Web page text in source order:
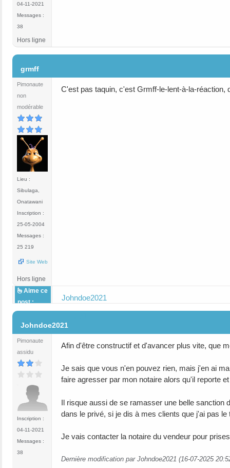
04-11-2021
Messages :
38
Hors ligne
grmff
Pimonaute
non
modérable
Lieu :
Sibulaga,
Onatawani
Inscription :
25-05-2004
Messages :
25 219
Site Web
C'est pas taquin, c'est Grmff-le-lent-à-la-
Hors ligne
Aime ce
post :
Johndoe2021
Johndoe2021
Pimonaute
assidu
Inscription :
04-11-2021
Messages :
38
Afin d'être constructif et d'avancer plus vite, que
Je sais que vous n'en pouvez rien, mais j'en ai
faire agresser par mon notaire alors qu'il reporte
Il risque aussi de se ramasser une belle sanction
dans le privé, si je dis à mes clients que j'ai pas
Je vais contacter la notaire du vendeur pour
Dernière modification par Johndoe2021 (16-07-2025